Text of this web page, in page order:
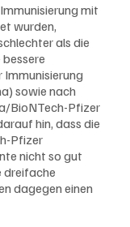
mit
wurden,
als die
sowie nach
BioNTech-Pfizer
hin, dass die
Pfizer
nicht so gut
dreifache
dagegen einen